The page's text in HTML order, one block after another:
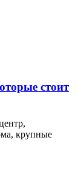
стоит
крупные